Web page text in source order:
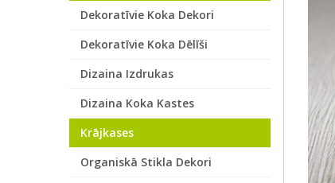
Dekoratīvie Koka Dekori
Dekoratīvie Koka Dēlīši
Dizaina Izdrukas
Dizaina Koka Kastes
Krājkases
Organiskā Stikla Dekori